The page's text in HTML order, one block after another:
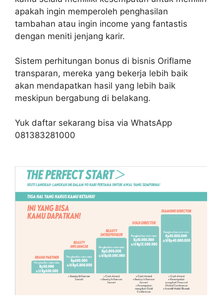
apakah ingin memperoleh penghasilan
tambahan atau ingin income yang fantastis
dengan meniti jenjang karir.
Sistem perhitungan bonus di bisnis Oriflame
transparan, mereka yang bekerja lebih baik
akan mendapatkan hasil yang lebih baik
meskipun bergabung di belakang.
Yuk daftar sekarang bisa via WhatsApp
081383281000